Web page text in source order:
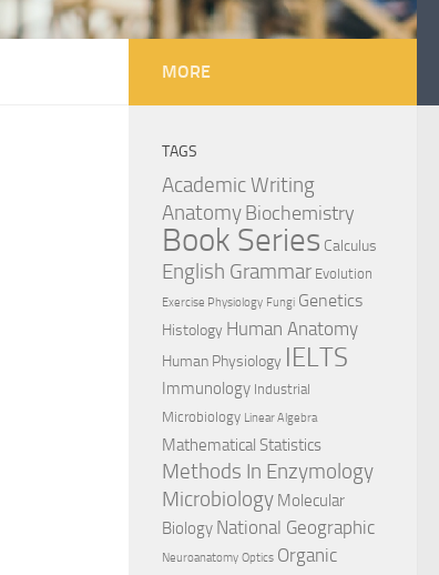
MORE
TAGS
Academic Writing
AnatomyBiochemistry
Book Series Calculus
English Grammar Evolution
Exercise Physiology Fungi Genetics
Histology Human Anatomy
Human Physiology IELTS
Immunology Industrial
Microbiology Linear Algebra
Mathematical Statistics
Methods In Enzymology
Microbiology Molecular
Biology National Geographic
Neuroanatomy Optics Organic